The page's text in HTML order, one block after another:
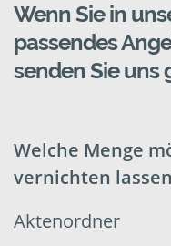
Wenn Sie in
passendes
senden Sie uns
Welche Menge
vernichten
Aktenordner